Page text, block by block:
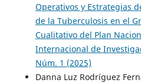
Operativos y Estrategias
de la Tuberculosis en el
Cualitativo del Plan
Internacional de
Núm. 1 (2025)
Danna Luz Rodríguez